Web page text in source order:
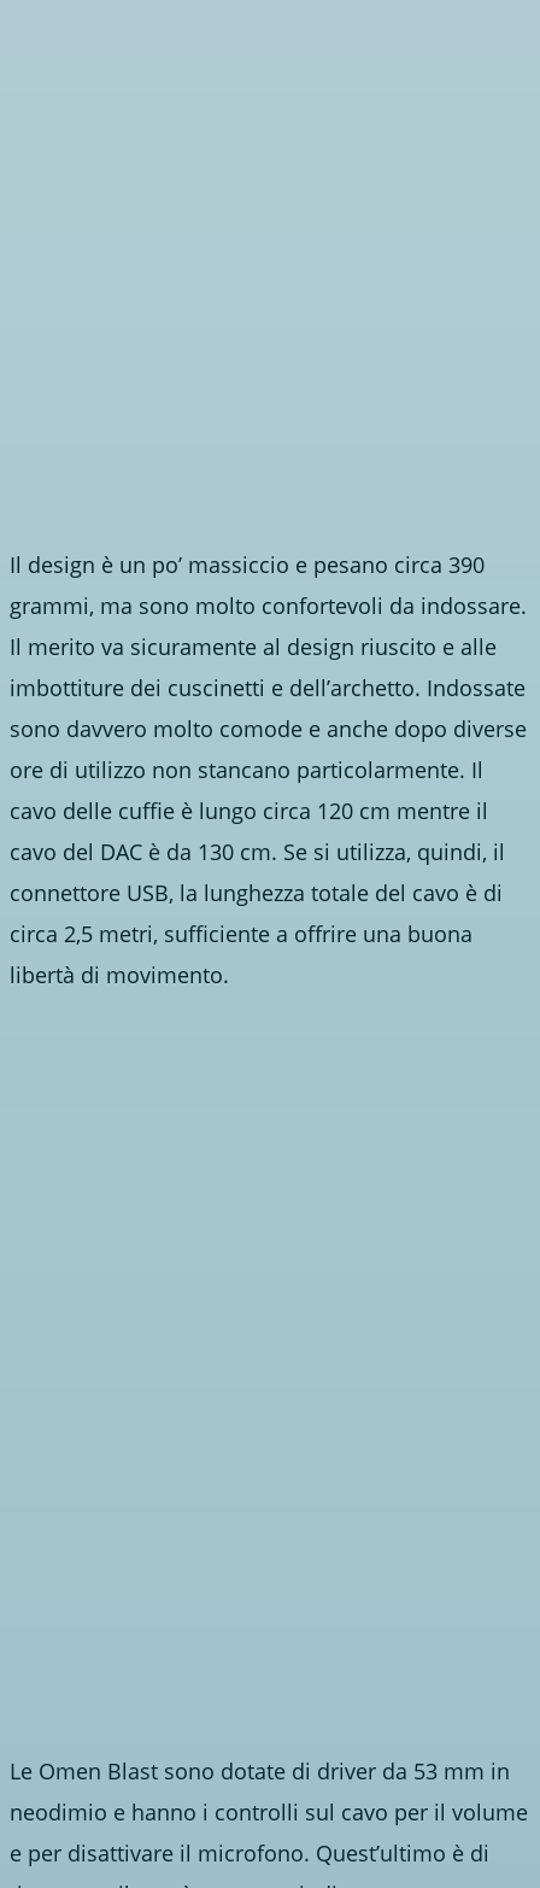
Il design è un po’ massiccio e pesano circa 390
grammi, ma sono molto confortevoli da indossare.
Il merito va sicuramente al design riuscito e alle
imbottiture dei cuscinetti e dell’archetto. Indossate
sono davvero molto comode e anche dopo diverse
ore di utilizzo non stancano particolarmente. Il
cavo delle cuffie è lungo circa 120 cm mentre il
cavo del DAC è da 130 cm. Se si utilizza, quindi, il
connettore USB, la lunghezza totale del cavo è di
circa 2,5 metri, sufficiente a offrire una buona
libertà di movimento.
Le Omen Blast sono dotate di driver da 53 mm in
neodimio e hanno i controlli sul cavo per il volume
e per disattivare il microfono. Quest’ultimo è di